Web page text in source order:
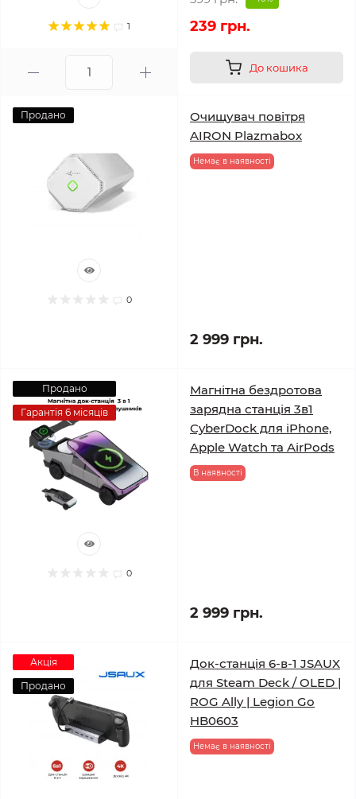
1 239 грн.
До кошика
Продано
0
Очищувач повітря
AIRON Plazmabox
Немає в наявності
2 999 грн.
Продано
Гарантія 6 місяців
0
Магнітна бездротова
зарядна станція 3в1
CyberDock для iPhone,
Apple Watch та AirPods
В наявності
2 999 грн.
Акція
Продано
Док-станція 6-в-1 JSAUX
для Steam Deck / OLED |
ROG Ally | Legion Go
HB0603
Немає в наявності